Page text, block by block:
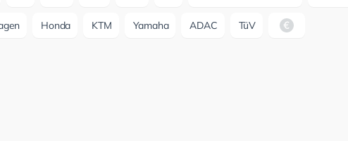
Honda KTM Yamaha ADAC TüV